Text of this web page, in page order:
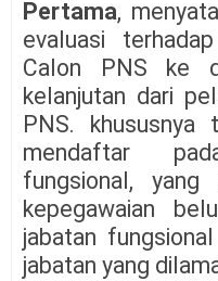
Pertama,
evaluasi
Calon PNS ke
kelanjutan dari
PNS. khususnya
mendaftar
fungsional,
kepegawaian
jabatan
jabatan yang